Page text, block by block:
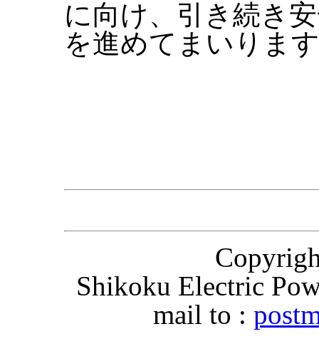
に向け、引き続き
を進めてまいりま
Shikoku Electric
mail to :